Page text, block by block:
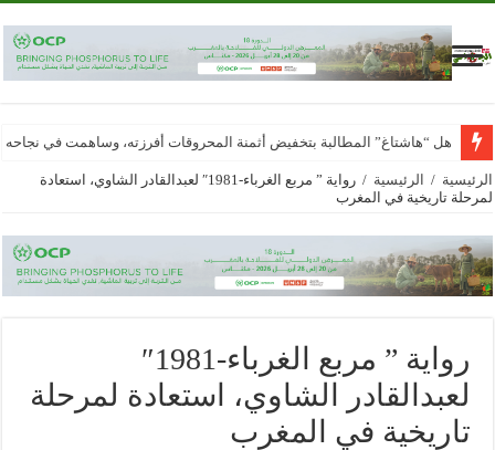
هل “هاشتاغ” المطالبة بتخفيض أثمنة المحروقات أفرزته، وساهمت في
الرئيسية / الرئيسية /
رواية ” مربع الغرباء-1981″ لعبدالقادر الشاوي، استعادة
لمرحلة تاريخية في المغرب
رواية ” مربع الغرباء-1981″
لعبدالقادر الشاوي، استعادة لمرحلة
تاريخية في المغرب